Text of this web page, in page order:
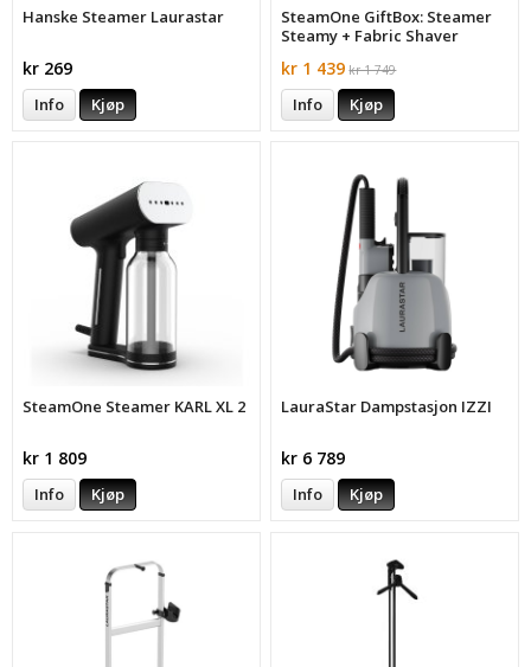
Hanske Steamer Laurastar
kr 269
Info Kjøp
SteamOne GiftBox: Steamer
Steamy + Fabric Shaver
kr 1 439 kr 1 749
Info Kjøp
SteamOne Steamer KARL XL 2
kr 1 809
Info Kjøp
LauraStar Dampstasjon IZZI
kr 6 789
Info Kjøp